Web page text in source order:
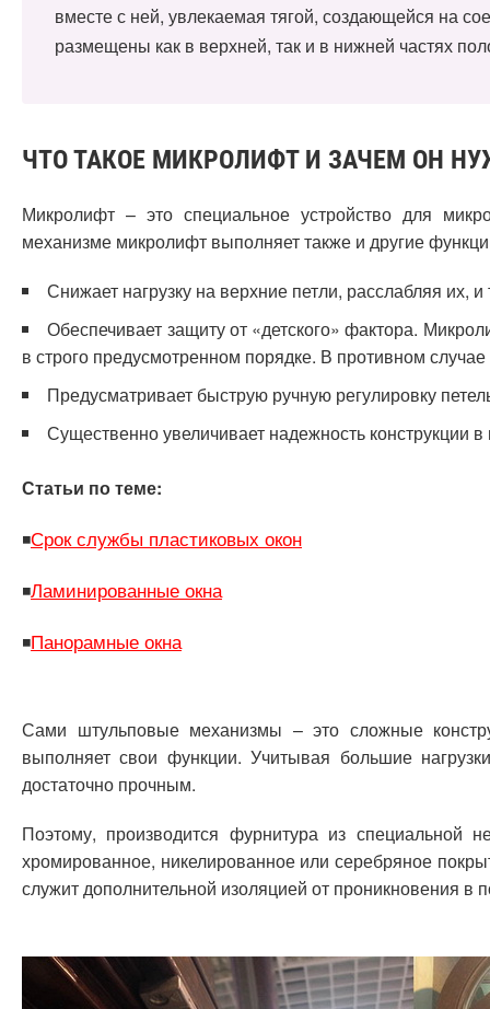
вместе с ней, увлекаемая тягой, создающейся на
размещены как в верхней, так и в нижней частях
ЧТО ТАКОЕ МИКРОЛИФТ И ЗАЧЕМ ОН
Микролифт – это специальное устройство для
механизме микролифт выполняет также и другие
Снижает нагрузку на верхние петли, расслабляя их,
Обеспечивает защиту от «детского» фактора.
в строго предусмотренном порядке. В противном
Предусматривает быструю ручную регулировку
Существенно увеличивает надежность конструкции
Статьи по теме:
◾Срок службы пластиковых окон
◾Ламинированные окна
◾Панорамные окна
Сами штульповые механизмы – это сложные
выполняет свои функции. Учитывая большие
достаточно прочным.
Поэтому, производится фурнитура из специальной
хромированное, никелированное или серебряное
служит дополнительной изоляцией от проникновения в